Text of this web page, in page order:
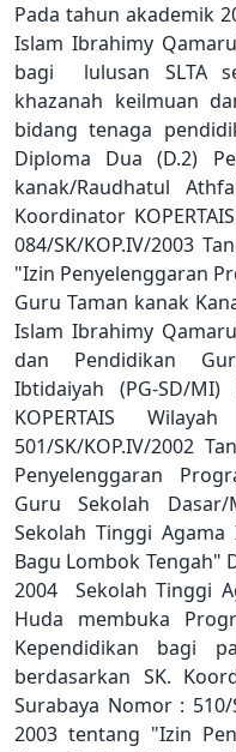
Pada tahun akademik
Islam Ibrahimy
bagi lulusan SLTA
khazanah keilmuan
bidang tenaga
Diploma Dua (D.2)
kanak/Raudhatul
Koordinator
084/SK/KOP.IV/2003
"Izin Penyelenggaran
Guru Taman kanak
Islam Ibrahimy
dan Pendidikan
Ibtidaiyah (PG-SD/
KOPERTAIS
501/SK/KOP.IV/2002
Penyelenggaran
Guru Sekolah Dasar/
Sekolah Tinggi
Bagu Lombok Tengah"
2004 Sekolah Tinggi
Huda membuka
Kependidikan bagi
berdasarkan SK.
Surabaya Nomor : 510/
2003 tentang "Izin